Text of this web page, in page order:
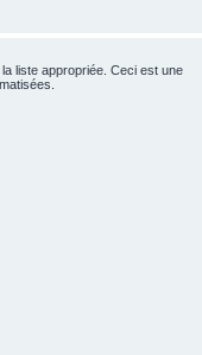
liste appropriée. Ceci est une